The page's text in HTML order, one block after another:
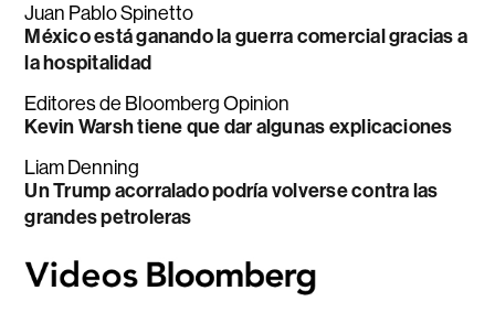
Juan Pablo Spinetto
México está ganando la guerra comercial gracias a
la hospitalidad
Editores de Bloomberg Opinion
Kevin Warsh tiene que dar algunas explicaciones
Liam Denning
Un Trump acorralado podría volverse contra las
grandes petroleras